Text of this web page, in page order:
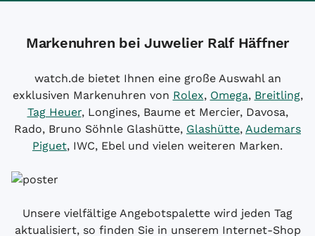
Markenuhren bei Juwelier Ralf Häffner
watch.de bietet Ihnen eine große Auswahl an
exklusiven Markenuhren von Rolex, Omega, Breitling,
Tag Heuer, Longines, Baume et Mercier, Davosa,
Rado, Bruno Söhnle Glashütte, Glashütte, Audemars
Piguet, IWC, Ebel und vielen weiteren Marken.
Unsere vielfältige Angebotspalette wird jeden Tag
aktualisiert, so finden Sie in unserem Internet-Shop